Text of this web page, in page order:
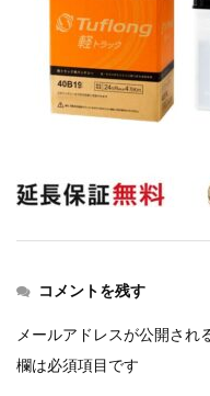
コメントを残す
メールアドレスが公開され
欄は必須項目です